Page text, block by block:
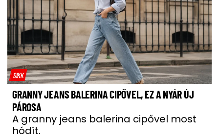
SIKK
GRANNY JEANS BALERINA CIPŐVEL, EZ A NYÁR ÚJ
PÁROSA
A granny jeans balerina cipővel most
hódít.